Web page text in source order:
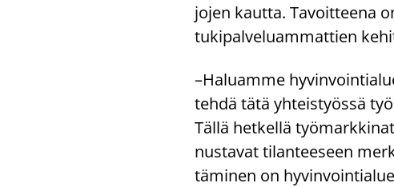
jo­jen kaut­ta. Ta­voit­tee­na
tu­ki­pal­ve­luam­mat­tien
–Ha­luam­me
tehdä tätä yh­teis­työs­sä
Tällä het­kel­lä
nus­ta­vat ti­lan­tee­seen
tä­mi­nen on